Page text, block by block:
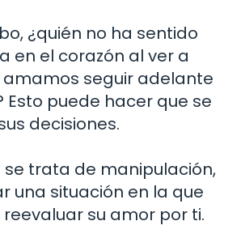
¿quién no ha sentido
en el corazón al ver a
amamos seguir adelante
Esto puede hacer que se
decisiones.
se trata de manipulación,
una situación en la que
su amor por ti.